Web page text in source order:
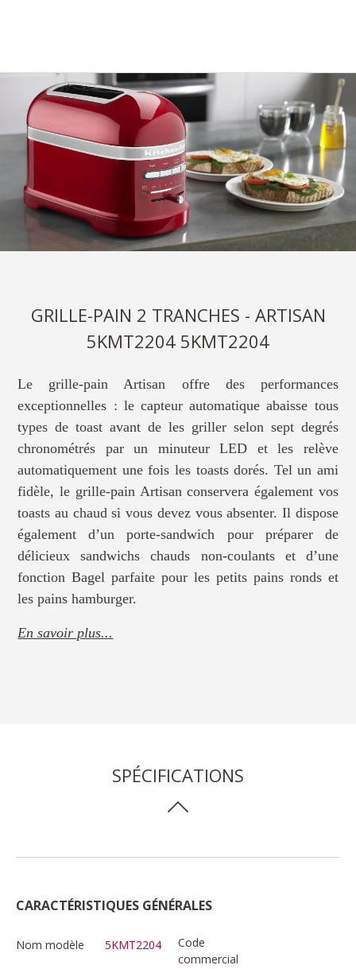
GRILLE-PAIN 2 TRANCHES - ARTISAN
5KMT2204 5KMT2204
Le grille-pain Artisan offre des performances
exceptionnelles : le capteur automatique abaisse tous
types de toast avant de les griller selon sept degrés
chronométrés par un minuteur LED et les relève
automatiquement une fois les toasts dorés. Tel un ami
fidèle, le grille-pain Artisan conservera également vos
toasts au chaud si vous devez vous absenter. Il dispose
également d’un porte-sandwich pour préparer de
délicieux sandwichs chauds non-coulants et d’une
fonction Bagel parfaite pour les petits pains ronds et
les pains hamburger.
En savoir plus...
SPÉCIFICATIONS
CARACTÉRISTIQUES GÉNÉRALES
Nom modèle 5KMT2204
Code
commercial